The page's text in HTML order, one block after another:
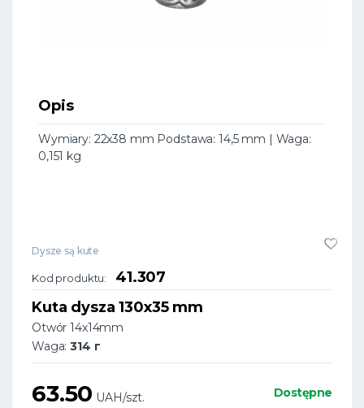
Opis
Wymiary: 22x38 mm Podstawa: 14,5 mm | Waga:
0,151 kg
Dysze są kute
Kod produktu:
41.307
Kuta dysza 130x35 mm
Otwór 14x14mm
Waga:314 г
63.50 UAH/szt. Dostępne